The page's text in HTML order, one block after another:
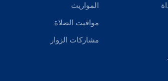
المواريث
مواقيت الصلاة
مشاركات الزوار